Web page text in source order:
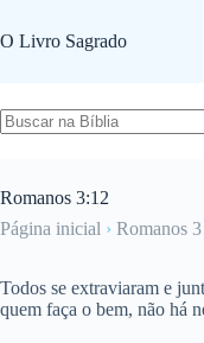
para
o
O Livro Sagrado
Romanos 3:12
Página inicial › Romanos 3
Todos se extraviaram e
quem faça o bem, não há